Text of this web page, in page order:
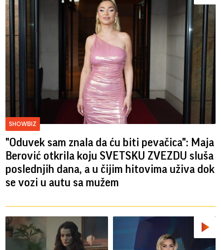
SHOWBIZ
"Oduvek sam znala da ću biti pevačica": Maja
Berović otkrila koju SVETSKU ZVEZDU sluša
poslednjih dana, a u čijim hitovima uživa dok
se vozi u autu sa mužem